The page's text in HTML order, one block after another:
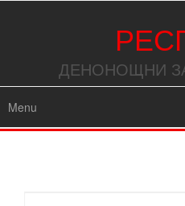
ДЕНОНОЩНИ
Menu